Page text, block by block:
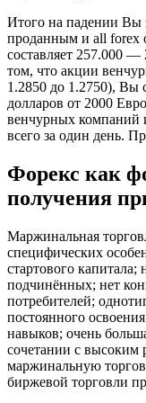
Итого на падении Вы
проданным и all forex
составляет 257.000
том, что акции
1.2850 до 1.2750), Вы
долларов от 2000
венчурных компаний
всего за один день.
Форекс как
получения
Маржинальная
специфических
стартового капитала;
подчинённых; нет
потребителей;
постоянного
навыков; очень
сочетании с высоким
маржинальную
биржевой торговли